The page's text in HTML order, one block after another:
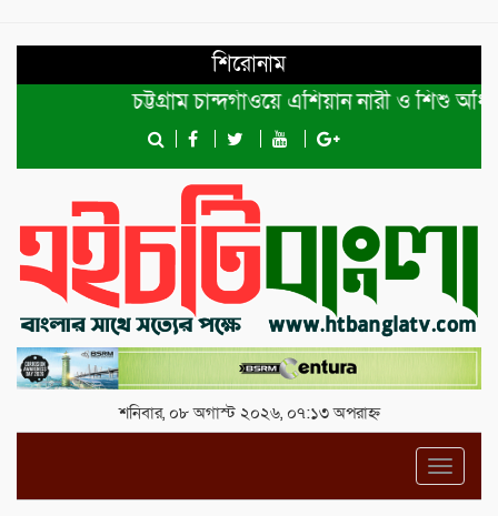
শিরোনাম
চট্টগ্রাম চান্দগাঁওয়ে এশিয়ান নারী ও শিশু
শনিবার, ০৮ অগাস্ট ২০২৬, ০৭:১৩ অপরাহ্ন